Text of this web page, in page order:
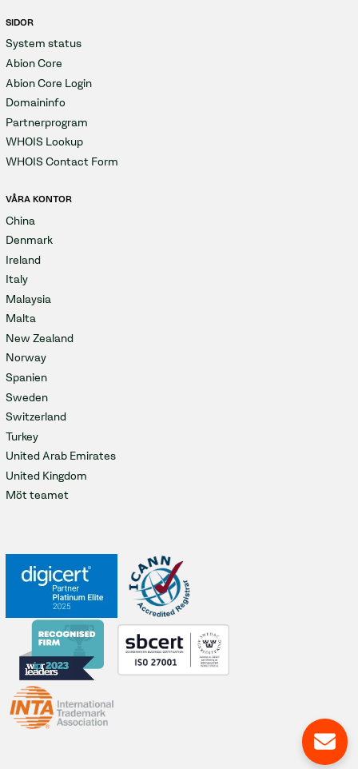
SIDOR
System status
Abion Core
Abion Core Login
Domaininfo
Partnerprogram
WHOIS Lookup
WHOIS Contact Form
VÅRA KONTOR
China
Denmark
Ireland
Italy
Malaysia
Malta
New Zealand
Norway
Spanien
Sweden
Switzerland
Turkey
United Arab Emirates
United Kingdom
Möt teamet